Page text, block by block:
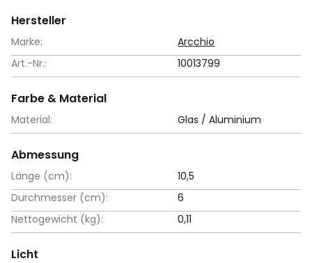
Hersteller
Marke:
Arcchio
Art.-Nr.:
10013799
Farbe & Material
Material: Glas / Aluminium
Abmessung
Länge (cm):
10,5
Durchmesser (cm):
6
Nettogewicht (kg):
0,11
Licht